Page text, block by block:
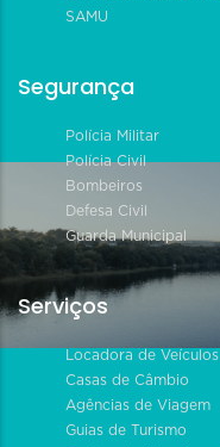
SAMU
Segurança
Polícia Militar
Polícia Civil
Bombeiros
Defesa Civil
Guarda Municipal
Serviços
Locadora de Veículos
Casas de Câmbio
Agências de Viagem
Guias de Turismo